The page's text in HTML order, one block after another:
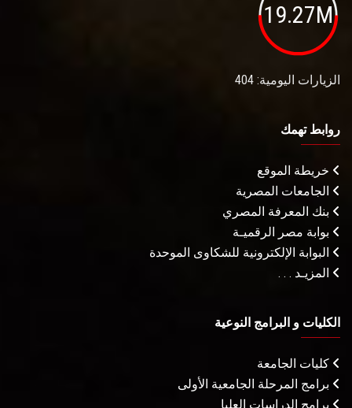
19.27M
الزيارات اليومية: 404
روابط تهمك
خريطة الموقع
الجامعات المصرية
بنك المعرفة المصري
بوابة مصر الرقميـة
البوابة الإلكترونية للشكاوى الموحدة
المزيـد . . .
الكليات و البرامج النوعية
كليات الجامعة
برامج المرحلة الجامعية الأولى
برامج الدراسات العليا